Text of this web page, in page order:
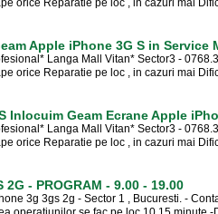
orice Reparatie pe loc , in cazuri mai
Apple iPhone 3G S in Service
Langa Mall Vitan* Sector3 -
orice Reparatie pe loc , in cazuri mai
Inlocuim Geam Ecrane Apple
Langa Mall Vitan* Sector3 -
orice Reparatie pe loc , in cazuri mai
2G - PROGRAM - 9.00 - 19.00
3g 3gs 2g - Sector 1 , Bucuresti. -